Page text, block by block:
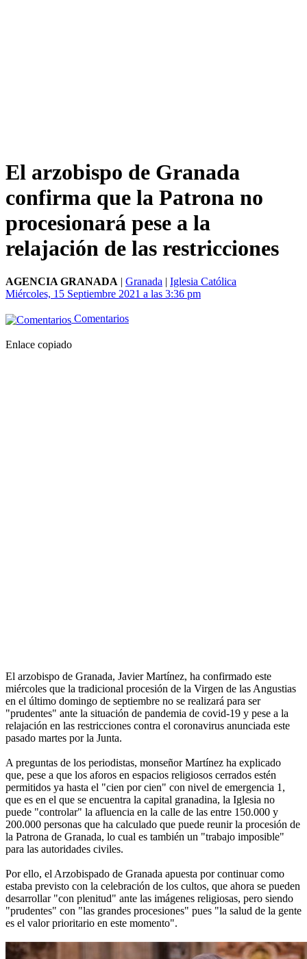
El arzobispo de Granada
confirma que la Patrona no
procesionará pese a la
relajación de las restricciones
AGENCIA GRANADA | Granada | Iglesia Católica
Miércoles, 15 Septiembre 2021 a las 3:36 pm
Comentarios
Enlace copiado
El arzobispo de Granada, Javier Martínez, ha confirmado este
miércoles que la tradicional procesión de la Virgen de las Angustias
en el último domingo de septiembre no se realizará para ser
"prudentes" ante la situación de pandemia de covid-19 y pese a la
relajación en las restricciones contra el coronavirus anunciada este
pasado martes por la Junta.
A preguntas de los periodistas, monseñor Martínez ha explicado
que, pese a que los aforos en espacios religiosos cerrados estén
permitidos ya hasta el "cien por cien" con nivel de emergencia 1,
que es en el que se encuentra la capital granadina, la Iglesia no
puede "controlar" la afluencia en la calle de las entre 150.000 y
200.000 personas que ha calculado que puede reunir la procesión de
la Patrona de Granada, lo cual es también un "trabajo imposible"
para las autoridades civiles.
Por ello, el Arzobispado de Granada apuesta por continuar como
estaba previsto con la celebración de los cultos, que ahora se pueden
desarrollar "con plenitud" ante las imágenes religiosas, pero siendo
"prudentes" con "las grandes procesiones" pues "la salud de la gente
es el valor prioritario en este momento".